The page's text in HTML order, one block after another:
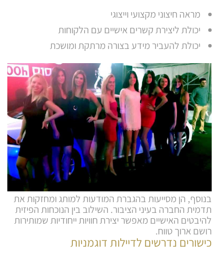
מראה חיצוני מקצועי וייצוגי
יכולת ליצירת קשרים אישיים עם הלקוחות
יכולת להעביר מידע בצורה מרתקת ומושכת
בנוסף, הן מסייעות בהגברת המודעות למותג ומחזקות את
תדמית החברה בעיני הציבור. השילוב בין הנוכחות הפיזית
להיבטים האישיים מאפשר יצירת חוויות ייחודיות שמותירות
רושם ארוך טווח.
כישורים נדרשים לדיילות דוגמניות